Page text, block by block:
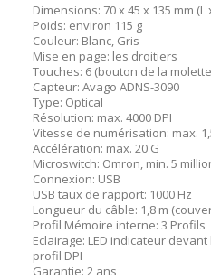
Dimensions: 70 x 45 x 135 mm (L
Poids: environ 115 g
Couleur: Blanc, Gris
Mise en page: les droitiers
Touches: 6 (bouton de la
Capteur: Avago ADNS-3090
Type: Optical
Résolution: max. 4000 DPI
Vitesse de numérisation: max.
Accélération: max. 20 G
Microswitch: Omron, min. 5
Connexion: USB
USB taux de rapport: 1000 Hz
Longueur du câble: 1,8 m
Profil Mémoire interne: 3 Profils
Eclairage: LED indicateur
profil DPI
Garantie: 2 ans